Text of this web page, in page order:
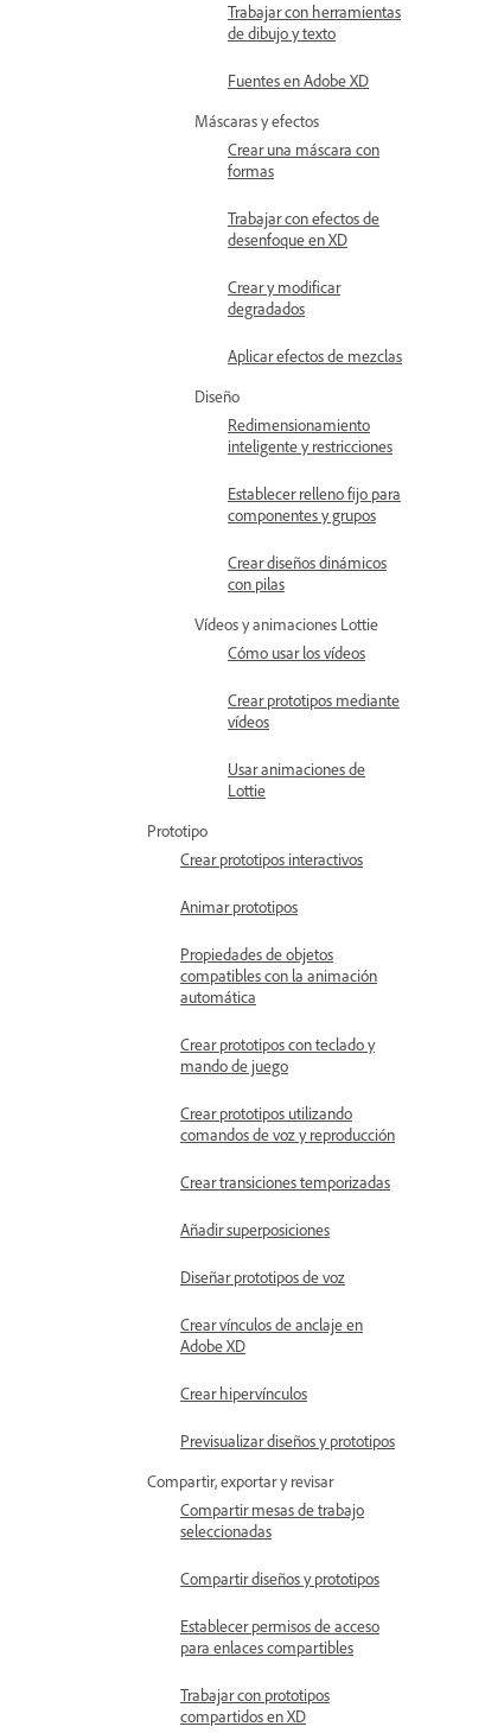
Trabajar con herramientas
de dibujo y texto
Fuentes en Adobe XD
Máscaras y efectos
Crear una máscara con
formas
Trabajar con efectos de
desenfoque en XD
Crear y modificar
degradados
Aplicar efectos de mezclas
Diseño
Redimensionamiento
inteligente y restricciones
Establecer relleno fijo para
componentes y grupos
Crear diseños dinámicos
con pilas
Vídeos y animaciones Lottie
Cómo usar los vídeos
Crear prototipos mediante
vídeos
Usar animaciones de
Lottie
Prototipo
Crear prototipos interactivos
Animar prototipos
Propiedades de objetos
compatibles con la animación
automática
Crear prototipos con teclado y
mando de juego
Crear prototipos utilizando
comandos de voz y reproducción
Crear transiciones temporizadas
Añadir superposiciones
Diseñar prototipos de voz
Crear vínculos de anclaje en
Adobe XD
Crear hipervínculos
Previsualizar diseños y prototipos
Compartir, exportar y revisar
Compartir mesas de trabajo
seleccionadas
Compartir diseños y prototipos
Establecer permisos de acceso
para enlaces compartibles
Trabajar con prototipos
compartidos en XD